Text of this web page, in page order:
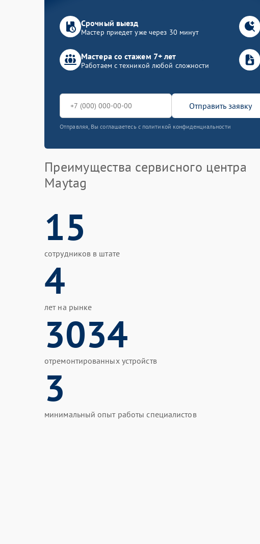
Срочный выезд
Мастер приедет уже через 30 минут
Мастера со стажем 7+ лет
Работаем с техникой любой сложности
Отправить заявку
Отправляя, Вы соглашаетесь с политикой конфиденциальности
Преимущества сервисного центра
Maytag
15
сотрудников в штате
4
лет на рынке
3034
отремонтированных устройств
3
минимальный опыт работы специалистов